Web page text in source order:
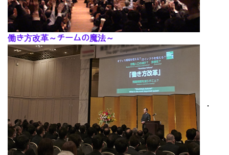
働き方改革～チームの魔法～
･